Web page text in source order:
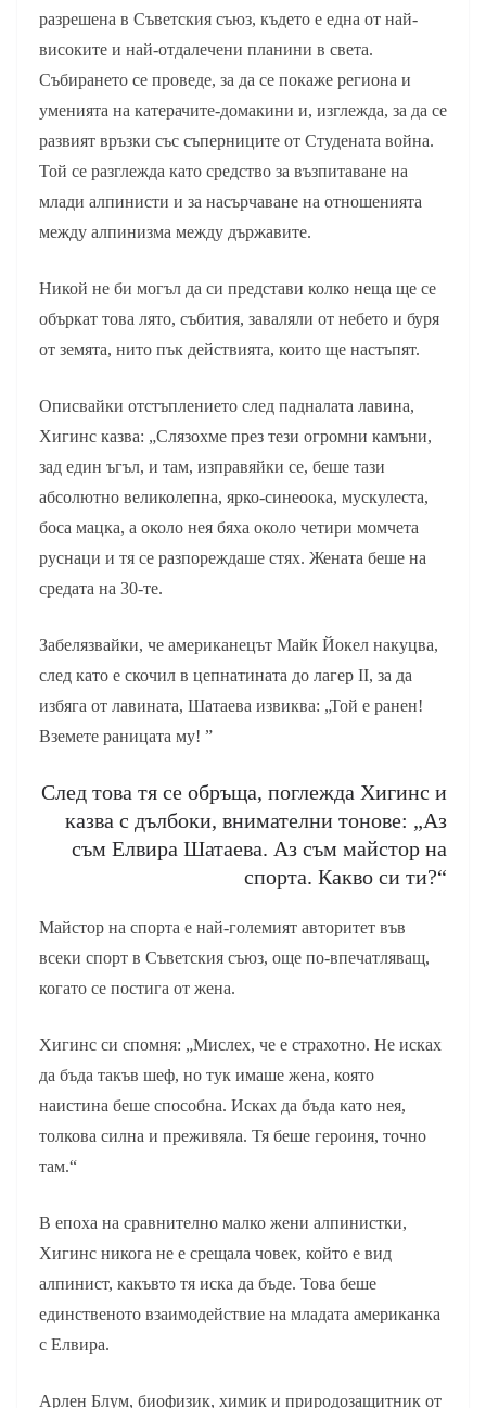
разрешена в Съветския съюз, където е една от най-
високите и най-отдалечени планини в света.
Събирането се проведе, за да се покаже региона и
уменията на катерачите-домакини и, изглежда, за да се
развият връзки със съперниците от Студената война.
Той се разглежда като средство за възпитаване на
млади алпинисти и за насърчаване на отношенията
между алпинизма между държавите.
Никой не би могъл да си представи колко неща ще се
объркат това лято, събития, заваляли от небето и буря
от земята, нито пък действията, които ще настъпят.
Описвайки отстъплението след падналата лавина,
Хигинс казва: „Слязохме през тези огромни камъни,
зад един ъгъл, и там, изправяйки се, беше тази
абсолютно великолепна, ярко-синеоока, мускулеста,
боса мацка, а около нея бяха около четири момчета
руснаци и тя се разпореждаше стях. Жената беше на
средата на 30-те.
Забелязвайки, че американецът Майк Йокел накуцва,
след като е скочил в цепнатината до лагер II, за да
избяга от лавината, Шатаева извиква: „Той е ранен!
Вземете раницата му! ”
След това тя се обръща, поглежда Хигинс и
казва с дълбоки, внимателни тонове: „Аз
съм Елвира Шатаева. Аз съм майстор на
спорта. Какво си ти?“
Майстор на спорта е най-големият авторитет във
всеки спорт в Съветския съюз, още по-впечатляващ,
когато се постига от жена.
Хигинс си спомня: „Мислех, че е страхотно. Не исках
да бъда такъв шеф, но тук имаше жена, която
наистина беше способна. Исках да бъда като нея,
толкова силна и преживяла. Тя беше героиня, точно
там.“
В епоха на сравнително малко жени алпинистки,
Хигинс никога не е срещала човек, който е вид
алпинист, какъвто тя иска да бъде. Това беше
единственото взаимодействие на младата американка
с Елвира.
Арлен Блум, биофизик, химик и природозащитник от